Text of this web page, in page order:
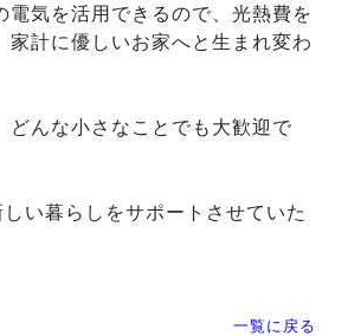
電気を活用できるので、光熱費を
家計に優しいお家へと生まれ変わ
どんな小さなことでも大歓迎で
しい暮らしをサポートさせていた
一覧に戻る